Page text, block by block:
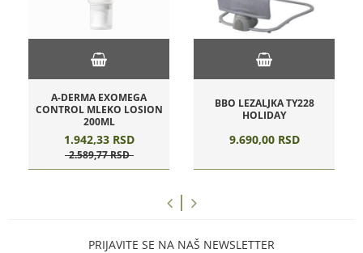
A-DERMA EXOMEGA
CONTROL MLEKO LOSION
200ML
1.942,33 RSD
2.589,77RSD
BBO LEZALJKA TY228
HOLIDAY
9.690,00 RSD
PRIJAVITE SE NA NAŠ NEWSLETTER